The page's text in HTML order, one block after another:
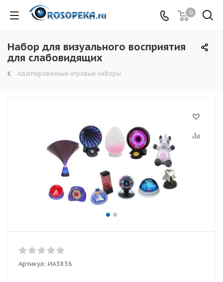
0
Набор для визуального восприятия
для слабовидящих
Адаптированные игровые наборы
Артикул: ИА3836